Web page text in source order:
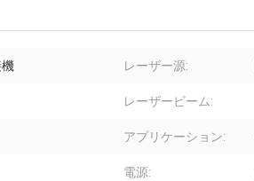
レーザー源:
レーザービーム:
アプリケーション:
電源: